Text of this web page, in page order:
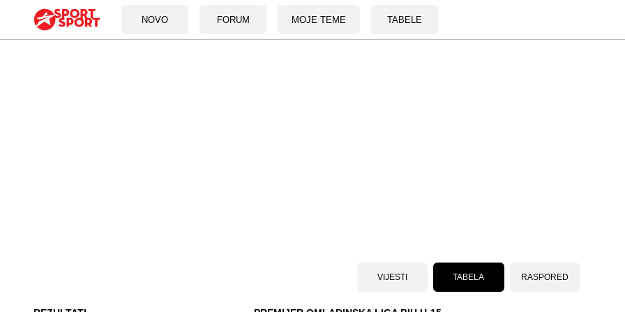
NOVO FORUM MOJE TEME TABELE
VIJESTI TABELA RASPORED